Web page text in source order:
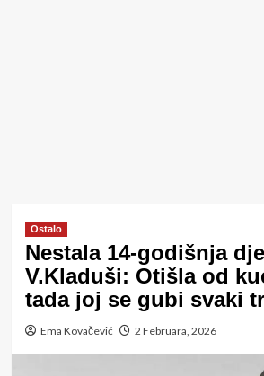
Ostalo
Nestala 14-godišnja
V.Kladuši: Otišla od
tada joj se gubi svaki
Ema Kovačević 2 Februara, 2026